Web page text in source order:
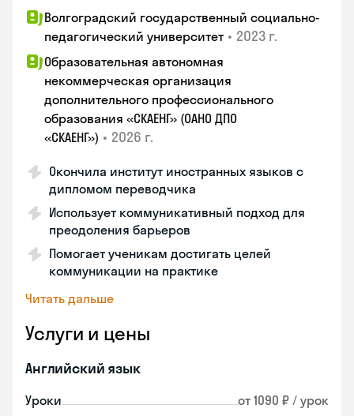
Волгоградский государственный социально-
педагогический университет • 2023 г.
Образовательная автономная
некоммерческая организация
дополнительного профессионального
образования «СКАЕНГ» (ОАНО ДПО
«СКАЕНГ») • 2026 г.
Окончила институт иностранных языков с
дипломом переводчика
Использует коммуникативный подход для
преодоления барьеров
Помогает ученикам достигать целей
коммуникации на практике
Читать дальше
Услуги и цены
Английский язык
Уроки от 1090 ₽ / урок